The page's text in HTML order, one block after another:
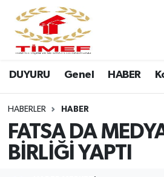
DUYURU Genel HABER
HABERLER HABER
FATSA DA
BİRLİĞİ YAPTI
Anasayfa Kutu
Anasayfa Manşet
Canlı Yayın
DUYURU
Nöbetçi Eczaneler
Hava Durumu
Namaz Vakitleri
Trafik Durumu